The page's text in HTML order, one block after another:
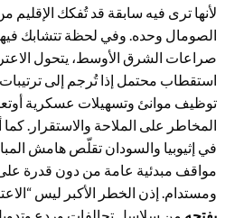
لأنها ترى فيه سابقة قد تُفكك الإقليم
الصومال وحده. وفي لحظة تتشابك
صراعات الشرق الأوسط، يتحول
استقطاب محتمل إذا تُرجم إلى
توظيف موانئ وتسهيلات عسكرية
المخاطر على الملاحة والاستقرار.
في إثيوبيا والسودان تقلّص هامش
مواقف مبدئية عامة من دون قدرة
ومستدام. إذن الخطر الأكبر ليس